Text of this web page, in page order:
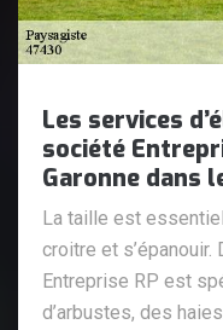
Les services
société
Garonne dans
La taille est
croitre et
Entreprise RP est
d’arbustes, des